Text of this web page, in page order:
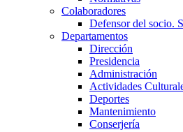
Colaboradores
Defensor del socio.
Departamentos
Dirección
Presidencia
Administración
Actividades
Deportes
Mantenimiento
Conserjería